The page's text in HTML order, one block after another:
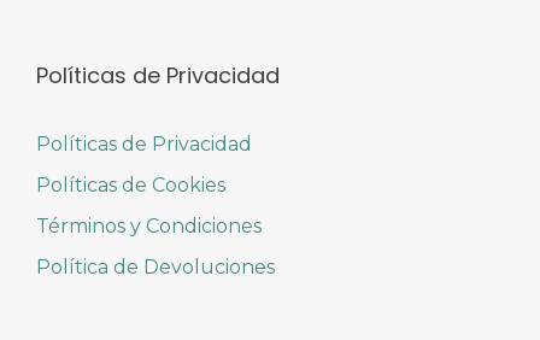
Políticas de Privacidad
Políticas de Privacidad
Políticas de Cookies
Términos y Condiciones
Política de Devoluciones